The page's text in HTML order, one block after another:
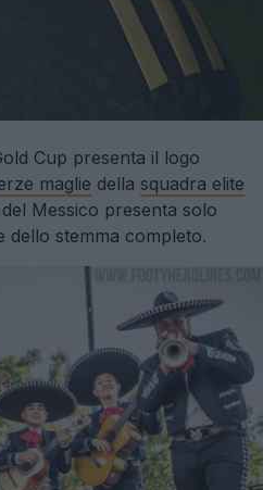
Cup presenta il logo
maglie della squadra elite
Messico presenta solo
dello stemma completo.